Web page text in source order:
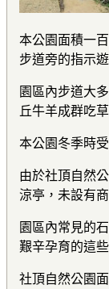
本公園面積一
步道旁的指示遊
園區內步道大
丘牛羊成群吃
本公園冬季時
由於社頂自然
涼亭，未設有
園區內常見的
艱辛孕育的這
社頂自然公園